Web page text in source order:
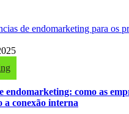
endomarketing: como as
a conexão interna